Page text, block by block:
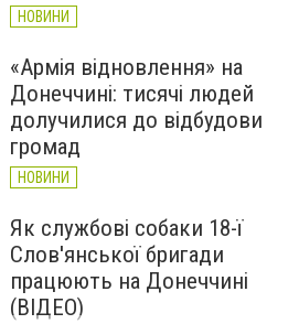
НОВИНИ
«Армія відновлення» на
Донеччині: тисячі людей
долучилися до відбудови
громад
НОВИНИ
Як службові собаки 18-ї
Слов'янської бригади
працюють на Донеччині
(ВІДЕО)